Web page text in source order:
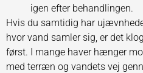
igen efter behandlingen.
Hvis du samtidig har
hvor vand samler sig, er det
først. I mange haver hænger
med terræn og vandets vej